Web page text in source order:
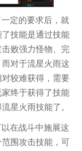
定的要求后，就
技能是通过技能
败强力怪物、完
对于流星火雨这
较难获得，需要
终于获得了技能
星火雨技能了。
在战斗中施展这
围攻击技能，可